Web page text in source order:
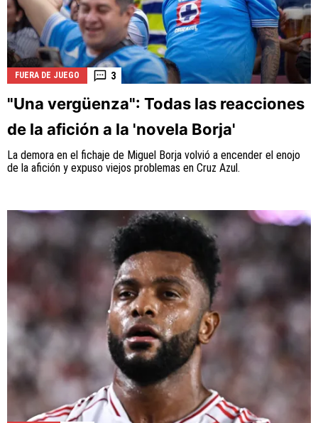
FUERA DE JUEGO 3
"Una vergüenza": Todas las reacciones
de la afición a la 'novela Borja'
La demora en el fichaje de Miguel Borja volvió a encender el enojo
de la afición y expuso viejos problemas en Cruz Azul.